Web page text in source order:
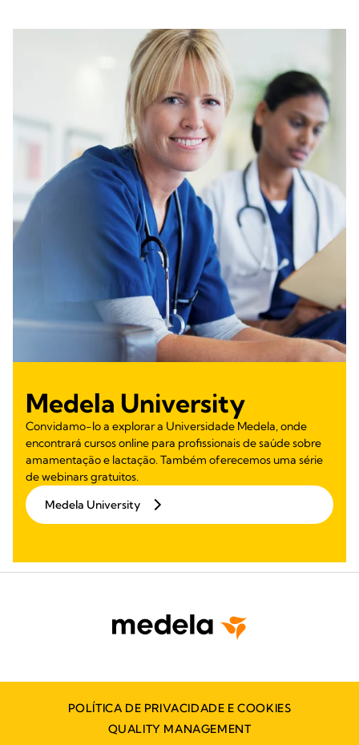
Medela University
Convidamo-lo a explorar a Universidade Medela, onde
encontrará cursos online para profissionais de saúde sobre
amamentação e lactação. Também oferecemos uma série
de webinars gratuitos.
Medela University
POLÍTICA DE PRIVACIDADE E COOKIES
QUALITY MANAGEMENT